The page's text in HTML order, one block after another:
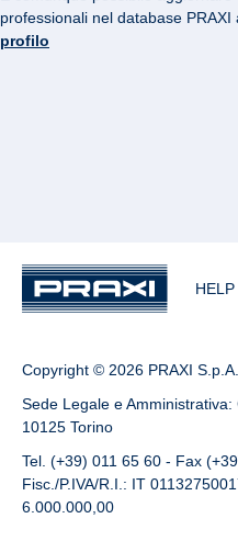
professionali nel database
profilo
HELP
Copyright © 2026 PRAXI
Sede Legale e
10125 Torino
Tel. (+39) 011 65 60 - Fax
Fisc./P.IVA/R.I.: IT
6.000.000,00